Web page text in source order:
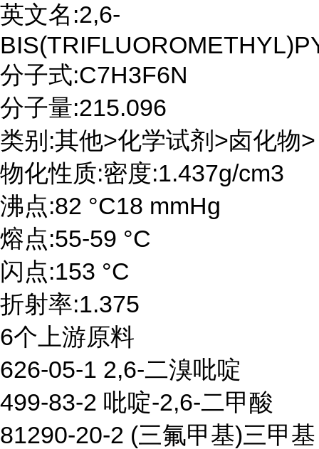
英文名:2,6-
分子式:C7H3F6N
分子量:215.096
类别:其他>化学试剂>卤化物>
物化性质:密度:1.437g/cm3
沸点:82 °C18 mmHg
熔点:55-59 °C
闪点:153 °C
折射率:1.375
6个上游原料
626-05-1 2,6-二溴吡啶
499-83-2 吡啶-2,6-二甲酸
81290-20-2 (三氟甲基)三甲基